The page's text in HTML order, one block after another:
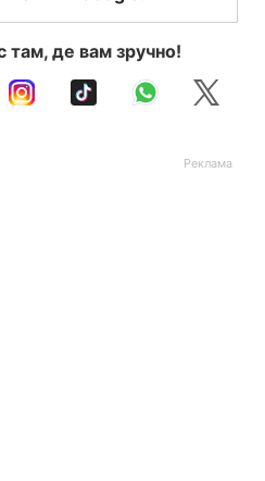
там, де вам зручно!